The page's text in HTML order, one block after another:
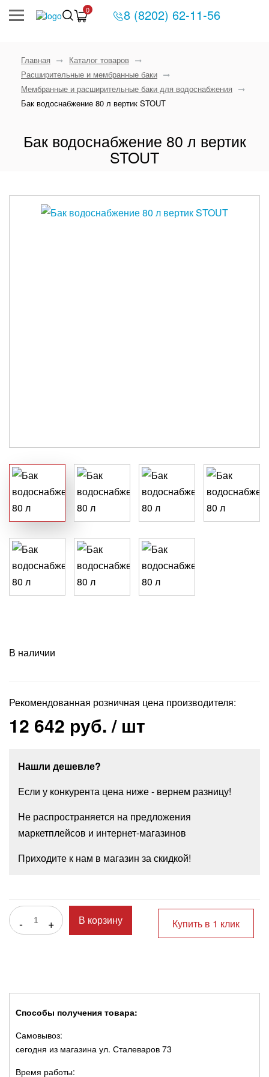
0 8 (8202) 62-11-56
Главная
Каталог товаров
Расширительные и мембранные баки
Мембранные и расширительные баки для водоснабжения
Бак водоснабжение 80 л вертик STOUT
Бак водоснабжение 80 л вертик
STOUT
В наличии
Рекомендованная розничная цена производителя:
12 642 руб./ шт
Нашли дешевле?
Если у конкурента цена ниже - вернем разницу!
Не распространяется на предложения
маркетплейсов и интернет-магазинов
Приходите к нам в магазин за скидкой!
- + В корзину Купить в 1 клик
Способы получения товара:
Самовывоз:
сегодня из магазина ул. Сталеваров 73
Время работы: